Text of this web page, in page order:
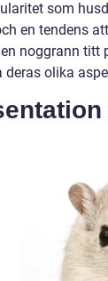
som
en tendens
noggrann titt
deras olika